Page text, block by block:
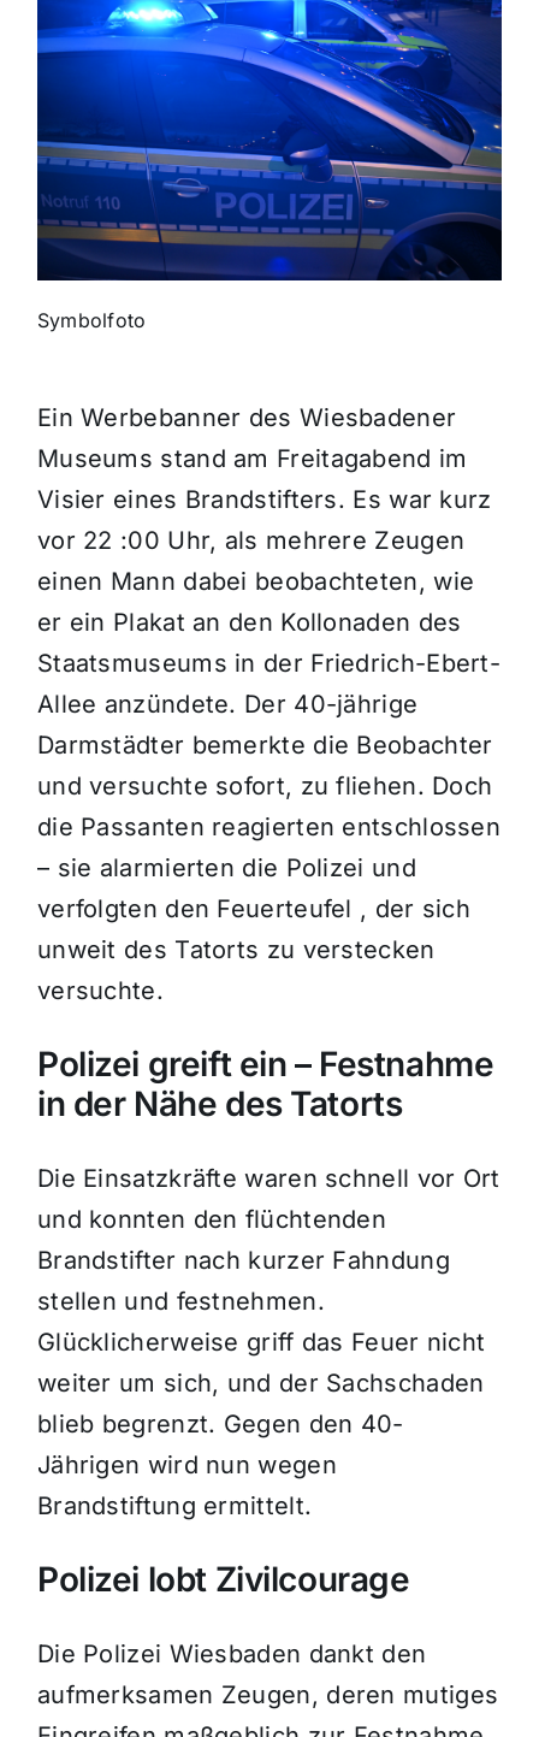
Verkehrsmeldungen
Polizeimeldungen
Themen und Termine
Gewinnspiele
Symbolfoto
Ein Werbebanner des Wiesbadener
Museums stand am Freitagabend im
Visier eines Brandstifters. Es war kurz
vor 22 :00 Uhr, als mehrere Zeugen
einen Mann dabei beobachteten, wie
er ein Plakat an den Kollonaden des
Staatsmuseums in der Friedrich-Ebert-
Allee anzündete. Der 40-jährige
Darmstädter bemerkte die Beobachter
und versuchte sofort, zu fliehen. Doch
die Passanten reagierten entschlossen
– sie alarmierten die Polizei und
verfolgten den Feuerteufel , der sich
unweit des Tatorts zu verstecken
versuchte.
Polizei greift ein – Festnahme
in der Nähe des Tatorts
Die Einsatzkräfte waren schnell vor Ort
und konnten den flüchtenden
Brandstifter nach kurzer Fahndung
stellen und festnehmen.
Glücklicherweise griff das Feuer nicht
weiter um sich, und der Sachschaden
blieb begrenzt. Gegen den 40-
Jährigen wird nun wegen
Brandstiftung ermittelt.
Polizei lobt Zivilcourage
Die Polizei Wiesbaden dankt den
aufmerksamen Zeugen, deren mutiges